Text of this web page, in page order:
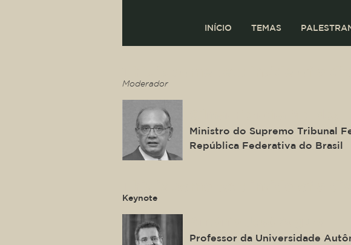
INÍCIO TEMAS
Moderador
Ministro do Supremo Tribunal
República Federativa do Brasil
Keynote
Professor da Universidade